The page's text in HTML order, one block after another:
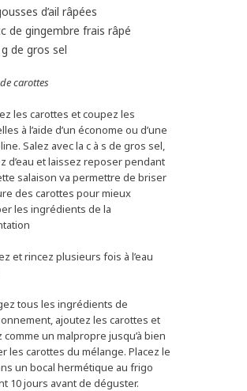
d’ail râpées
de gingembre frais râpé
de gros sel
carottes
les carottes et coupez les
à l’aide d’un économe ou d’une
Salez avec la c à s de gros sel,
d’eau et laissez reposer pendant
salaison va permettre de briser
des carottes pour mieux
les ingrédients de la
et rincez plusieurs fois à l’eau
tous les ingrédients de
ajoutez les carottes et
comme un malpropre jusqu’à bien
les carottes du mélange. Placez le
un bocal hermétique au frigo
10 jours avant de déguster.